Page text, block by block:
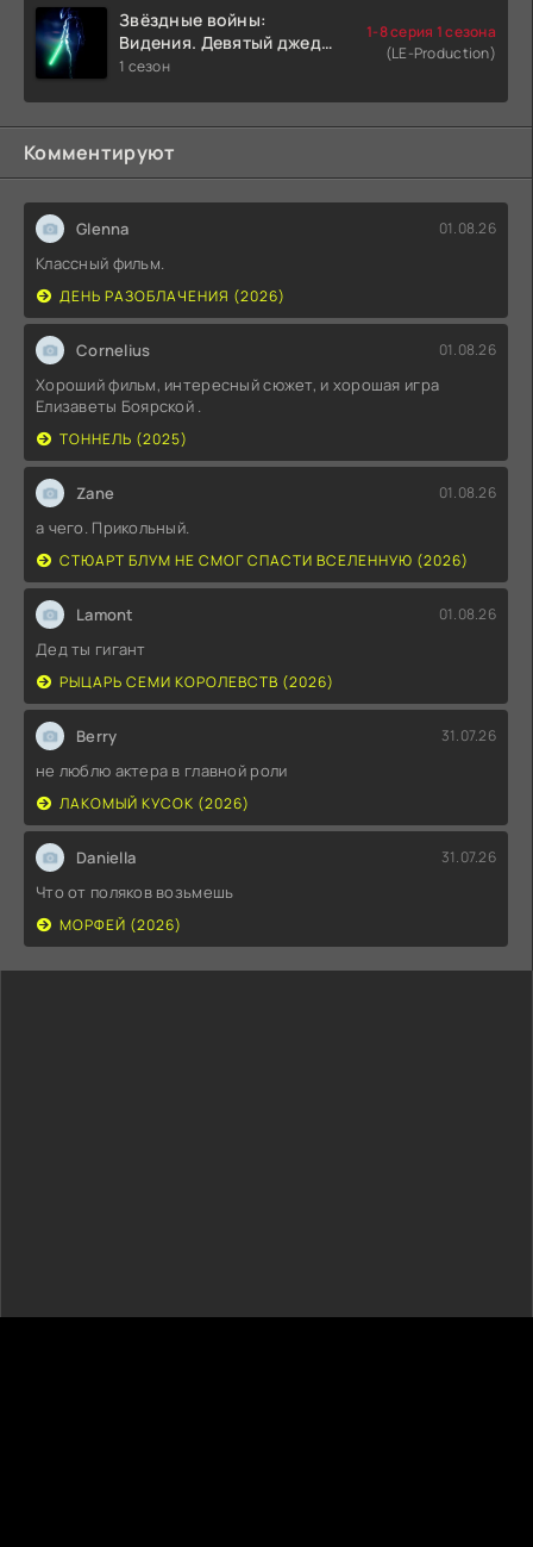
Звёздные войны:
Видения. Девятый джедай
(2026)
1 сезон
1-8 серия 1 сезона
(LE-Production)
Комментируют
Glenna 01.08.26
Классный фильм.
ДЕНЬ РАЗОБЛАЧЕНИЯ (2026)
Cornelius 01.08.26
Хороший фильм, интересный сюжет, и хорошая игра
Елизаветы Боярской .
ТОННЕЛЬ (2025)
Zane 01.08.26
а чего. Прикольный.
СТЮАРТ БЛУМ НЕ СМОГ СПАСТИ ВСЕЛЕННУЮ (2026)
Lamont 01.08.26
Дед ты гигант
РЫЦАРЬ СЕМИ КОРОЛЕВСТВ (2026)
Berry 31.07.26
не люблю актера в главной роли
ЛАКОМЫЙ КУСОК (2026)
Daniella 31.07.26
Что от поляков возьмешь
МОРФЕЙ (2026)